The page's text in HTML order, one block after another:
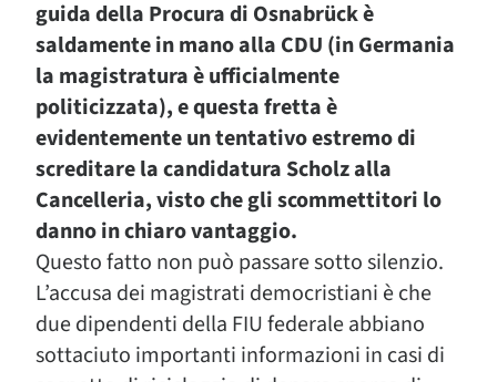
guida della Procura di Osnabrück è
saldamente in mano alla CDU (in Germania
la magistratura è ufficialmente
politicizzata), e questa fretta è
evidentemente un tentativo estremo di
screditare la candidatura Scholz alla
Cancelleria, visto che gli scommettitori lo
danno in chiaro vantaggio.
Questo fatto non può passare sotto silenzio.
L’accusa dei magistrati democristiani è che
due dipendenti della FIU federale abbiano
sottaciuto importanti informazioni in casi di